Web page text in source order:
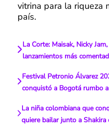
vitrina para la riqueza
país.
La Corte: Maisak, Nicky
lanzamientos más
Festival Petronio Álvarez
conquistó a Bogotá rumbo
La niña colombiana que
quiere bailar junto a